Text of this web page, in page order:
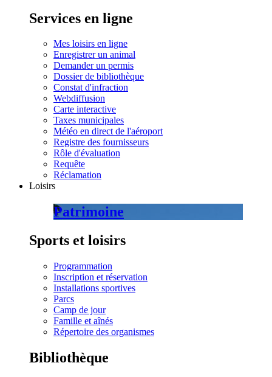
Services en ligne
Mes loisirs en ligne
Enregistrer un animal
Demander un permis
Dossier de bibliothèque
Constat d'infraction
Webdiffusion
Carte interactive
Taxes municipales
Météo en direct de l'aéroport
Registre des fournisseurs
Rôle d'évaluation
Requête
Réclamation
Loisirs
Patrimoine
Sports et loisirs
Programmation
Inscription et réservation
Installations sportives
Parcs
Camp de jour
Famille et aînés
Répertoire des organismes
Bibliothèque